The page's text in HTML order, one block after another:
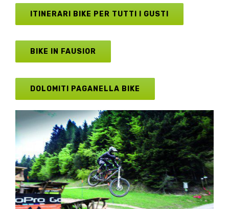
ITINERARI BIKE PER TUTTI I GUSTI
BIKE IN FAUSIOR
DOLOMITI PAGANELLA BIKE